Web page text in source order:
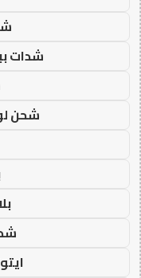
شدات
شحن